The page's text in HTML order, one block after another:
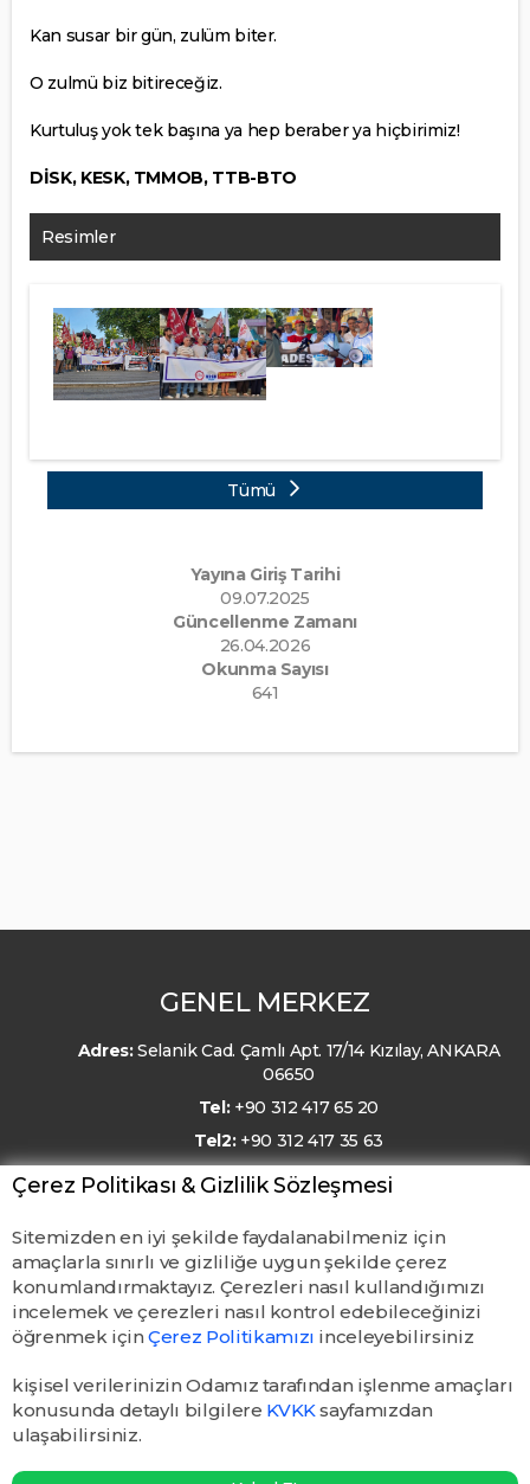
Kan susar bir gün, zulüm biter.
O zulmü biz bitireceğiz.
Kurtuluş yok tek başına ya hep beraber ya hiçbirimiz!
DİSK, KESK, TMMOB, TTB-BTO
Resimler
Tümü
Yayına Giriş Tarihi
09.07.2025
Güncellenme Zamanı
26.04.2026
Okunma Sayısı
641
GENEL MERKEZ
Adres:Selanik Cad. Çamlı Apt. 17/14 Kızılay, ANKARA
06650
Tel: +90 312 417 65 20
Tel2: +90 312 417 35 63
E-Posta: kmo@kmo.org.tr
Çerez Politikası & Gizlilik Sözleşmesi
Sitemizden en iyi şekilde faydalanabilmeniz için
amaçlarla sınırlı ve gizliliğe uygun şekilde çerez
konumlandırmaktayız. Çerezleri nasıl kullandığımızı
incelemek ve çerezleri nasıl kontrol edebileceğinizi
öğrenmek içinÇerez Politikamızı inceleyebilirsiniz
kişisel verilerinizin Odamız tarafından işlenme amaçları
konusunda detaylı bilgilere KVKKsayfamızdan
ulaşabilirsiniz.